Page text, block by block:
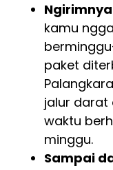
kamu
paket
jalur darat
waktu
minggu.
Sampai